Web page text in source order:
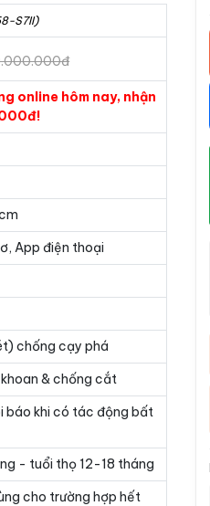
S7II)
online hôm nay, nhận
App điện thoại
chống cạy phá
& chống cắt
báo khi có tác động bất
- tuổi thọ 12-18 tháng
cho trường hợp hết